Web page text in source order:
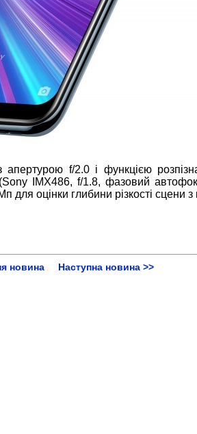
f/2.0 і функцією
IMX486, f/1.8, фазовий
для оцінки глибини різкості сцени
новина Наступна новина >>